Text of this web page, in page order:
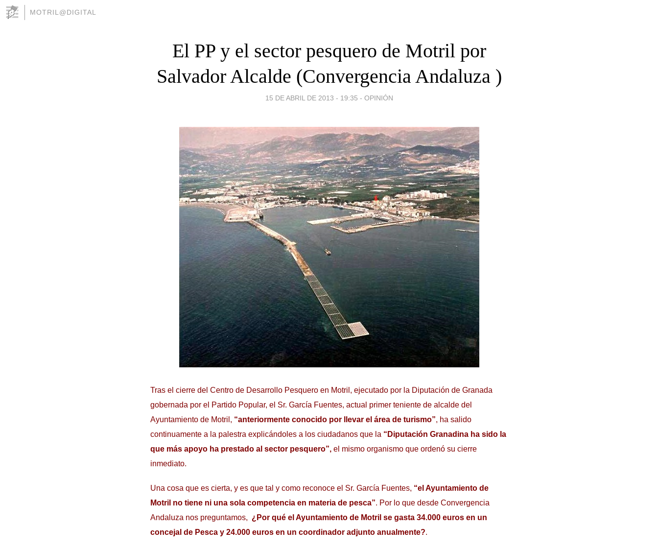
MOTRIL@DIGITAL
El PP y el sector pesquero de Motril por
Salvador Alcalde (Convergencia Andaluza )
15 DE ABRIL DE 2013 - 19:35 - OPINIÓN
Tras el cierre del Centro de Desarrollo Pesquero en Motril, ejecutado por la Diputación de Granada
gobernada por el Partido Popular, el Sr. García Fuentes, actual primer teniente de alcalde del
Ayuntamiento de Motril, “anteriormente conocido por llevar el área de turismo”, ha salido
continuamente a la palestra explicándoles a los ciudadanos que la “Diputación Granadina ha sido la
que más apoyo ha prestado al sector pesquero”, el mismo organismo que ordenó su cierre
inmediato.
Una cosa que es cierta, y es que tal y como reconoce el Sr. García Fuentes, “el Ayuntamiento de
Motril no tiene ni una sola competencia en materia de pesca”. Por lo que desde Convergencia
Andaluza nos preguntamos, ¿Por qué el Ayuntamiento de Motril se gasta 34.000 euros en un
concejal de Pesca y 24.000 euros en un coordinador adjunto anualmente?.